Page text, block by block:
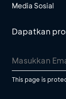
Media Sosial
Dapatkan
This page is